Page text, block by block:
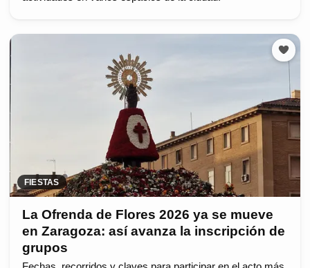
FIESTAS
La Ofrenda de Flores 2026 ya se mueve
en Zaragoza: así avanza la inscripción de
grupos